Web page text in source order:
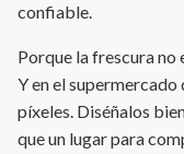
confiable.
Porque la frescura no
Y en el
píxeles. Diséñalos
que un lugar para